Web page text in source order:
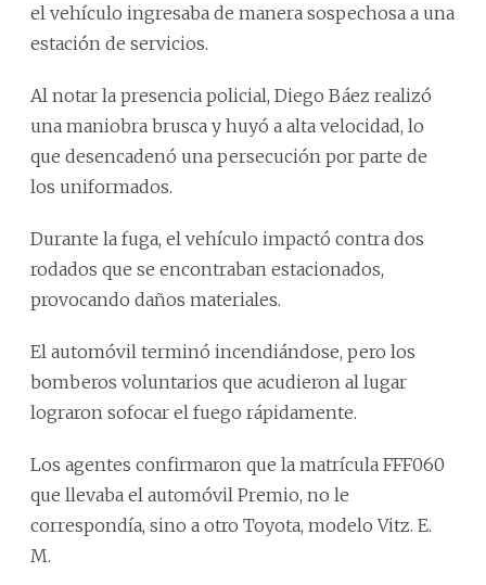
el vehículo ingresaba de manera sospechosa a una
estación de servicios.
Al notar la presencia policial, Diego Báez realizó
una maniobra brusca y huyó a alta velocidad, lo
que desencadenó una persecución por parte de
los uniformados.
Durante la fuga, el vehículo impactó contra dos
rodados que se encontraban estacionados,
provocando daños materiales.
El automóvil terminó incendiándose, pero los
bomberos voluntarios que acudieron al lugar
lograron sofocar el fuego rápidamente.
Los agentes confirmaron que la matrícula FFF060
que llevaba el automóvil Premio, no le
correspondía, sino a otro Toyota, modelo Vitz. E.
M.